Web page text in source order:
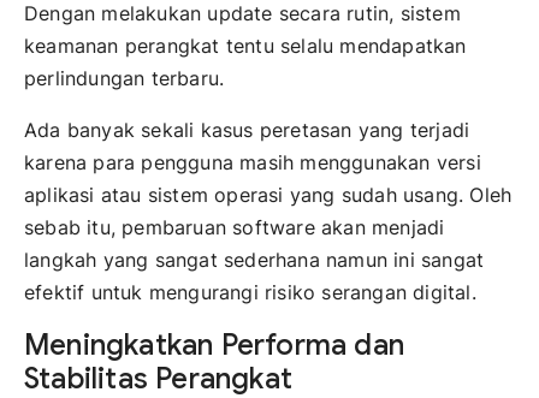
Dengan melakukan update secara rutin, sistem
keamanan perangkat tentu selalu mendapatkan
perlindungan terbaru.
Ada banyak sekali kasus peretasan yang terjadi
karena para pengguna masih menggunakan versi
aplikasi atau sistem operasi yang sudah usang. Oleh
sebab itu, pembaruan software akan menjadi
langkah yang sangat sederhana namun ini sangat
efektif untuk mengurangi risiko serangan digital.
Meningkatkan Performa dan
Stabilitas Perangkat